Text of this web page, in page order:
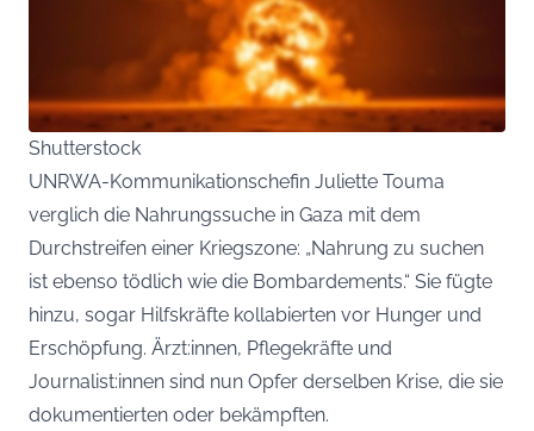
Shutterstock
UNRWA-Kommunikationschefin Juliette Touma
verglich die Nahrungssuche in Gaza mit dem
Durchstreifen einer Kriegszone: „Nahrung zu suchen
ist ebenso tödlich wie die Bombardements.“ Sie fügte
hinzu, sogar Hilfskräfte kollabierten vor Hunger und
Erschöpfung. Ärzt:innen, Pflegekräfte und
Journalist:innen sind nun Opfer derselben Krise, die sie
dokumentierten oder bekämpften.